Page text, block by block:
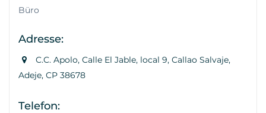
Büro
Adresse:
C.C. Apolo, Calle El Jable, local 9, Callao Salvaje,
Adeje, CP 38678
Telefon: